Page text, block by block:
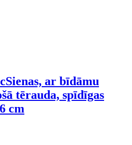
Sienas, ar bīdāmu
tērauda, spīdīgas
cm